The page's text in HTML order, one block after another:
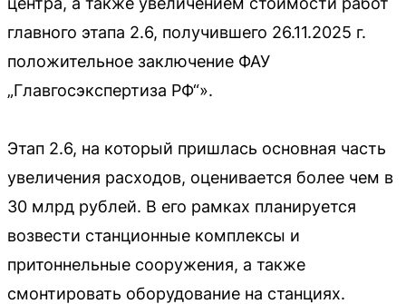
главного этапа 2.6, получившего 26.11.2025 г.
положительное заключение ФАУ
„Главгосэкспертиза РФ“».
Этап 2.6, на который пришлась основная часть
увеличения расходов, оценивается более чем в
30 млрд рублей. В его рамках планируется
возвести станционные комплексы и
притоннельные сооружения, а также
смонтировать оборудование на станциях.